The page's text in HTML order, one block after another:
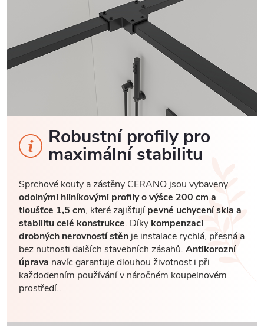
Robustní profily pro
maximální stabilitu
Sprchové kouty a zástěny CERANO jsou vybaveny
odolnými hliníkovými profily o výšce 200 cm a
tloušťce 1,5 cm, které zajišťujípevné uchycení skla a
stabilitu celé konstrukce. Díky kompenzaci
drobných nerovností stěnje instalace rychlá, přesná a
bez nutnosti dalších stavebních zásahů. Antikorozní
úprava navíc garantuje dlouhou životnost i při
každodenním používání v náročném koupelnovém
prostředí..